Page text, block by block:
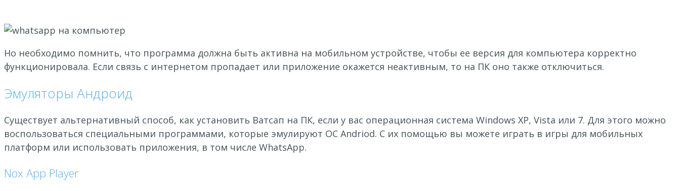
Но необходимо помнить, что программа должна быть активна на мобильном устройстве, чтобы ее версия для компьютера корректно
функционировала. Если связь с интернетом пропадает или приложение окажется неактивным, то на ПК оно также отключиться.
Эмуляторы Андроид
Существует альтернативный способ, как установить Ватсап на ПК, если у вас операционная система Windows XP, Vista или 7. Для этого можно
воспользоваться специальными программами, которые эмулируют ОС Andriod. С их помощью вы можете играть в игры для мобильных
платформ или использовать приложения, в том числе WhatsApp.
Nox App Player